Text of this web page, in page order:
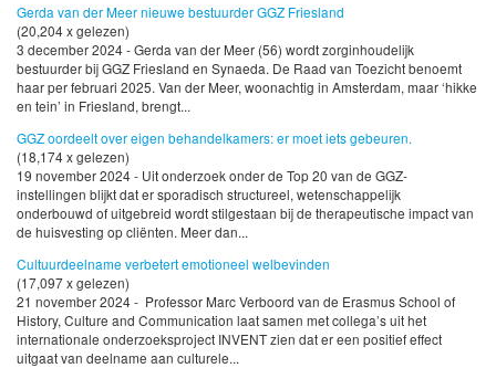
Gerda van der Meer nieuwe bestuurder GGZ Friesland
(20,204 x gelezen)
3 december 2024 - Gerda van der Meer (56) wordt zorginhoudelijk
bestuurder bij GGZ Friesland en Synaeda. De Raad van Toezicht benoemt
haar per februari 2025. Van der Meer, woonachtig in Amsterdam, maar ‘hikke
en tein’ in Friesland, brengt...
GGZ oordeelt over eigen behandelkamers: er moet iets gebeuren.
(18,174 x gelezen)
19 november 2024 - Uit onderzoek onder de Top 20 van de GGZ-
instellingen blijkt dat er sporadisch structureel, wetenschappelijk
onderbouwd of uitgebreid wordt stilgestaan bij de therapeutische impact van
de huisvesting op cliënten. Meer dan...
Cultuurdeelname verbetert emotioneel welbevinden
(17,097 x gelezen)
21 november 2024 - Professor Marc Verboord van de Erasmus School of
History, Culture and Communication laat samen met collega’s uit het
internationale onderzoeksproject INVENT zien dat er een positief effect
uitgaat van deelname aan culturele...